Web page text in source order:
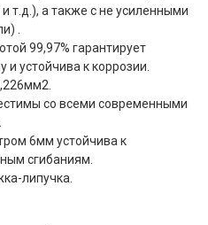
т.д.), а также с не усиленными
.
99,97% гарантирует
устойчива к коррозии.
со всеми современными
6мм устойчива к
сгибаниям.
липучка.